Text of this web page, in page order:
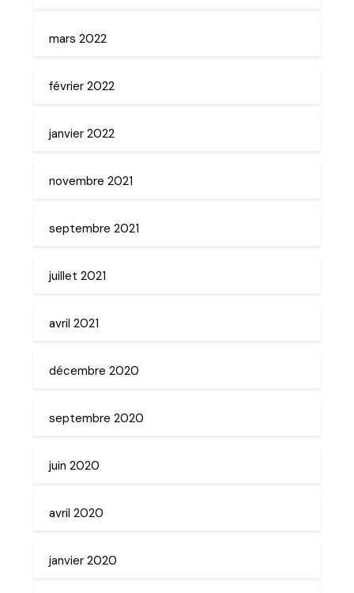
mars 2022
février 2022
janvier 2022
novembre 2021
septembre 2021
juillet 2021
avril 2021
décembre 2020
septembre 2020
juin 2020
avril 2020
janvier 2020